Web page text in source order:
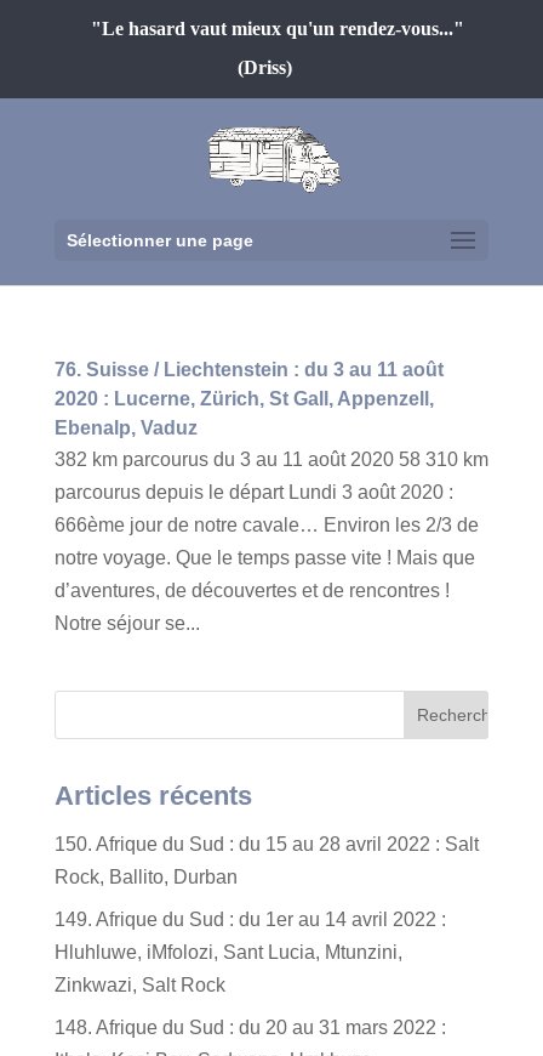
"Le hasard vaut mieux qu'un rendez-vous..."
(Driss)
Sélectionner une page
76. Suisse / Liechtenstein : du 3 au 11 août
2020 : Lucerne, Zürich, St Gall, Appenzell,
Ebenalp, Vaduz
382 km parcourus du 3 au 11 août 2020 58 310 km
parcourus depuis le départ Lundi 3 août 2020 :
666ème jour de notre cavale… Environ les 2/3 de
notre voyage. Que le temps passe vite ! Mais que
d’aventures, de découvertes et de rencontres !
Notre séjour se...
Articles récents
150. Afrique du Sud : du 15 au 28 avril 2022 : Salt
Rock, Ballito, Durban
149. Afrique du Sud : du 1er au 14 avril 2022 :
Hluhluwe, iMfolozi, Sant Lucia, Mtunzini,
Zinkwazi, Salt Rock
148. Afrique du Sud : du 20 au 31 mars 2022 :